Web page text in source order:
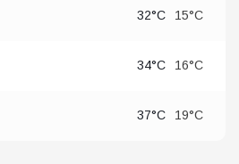
32°C 15°C
34°C 16°C
37°C 19°C